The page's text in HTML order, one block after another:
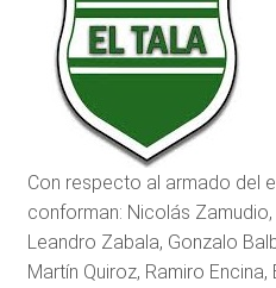
Con respecto al armado del
conforman: Nicolás
Leandro Zabala, Gonzalo
Martín Quiroz, Ramiro Encina,